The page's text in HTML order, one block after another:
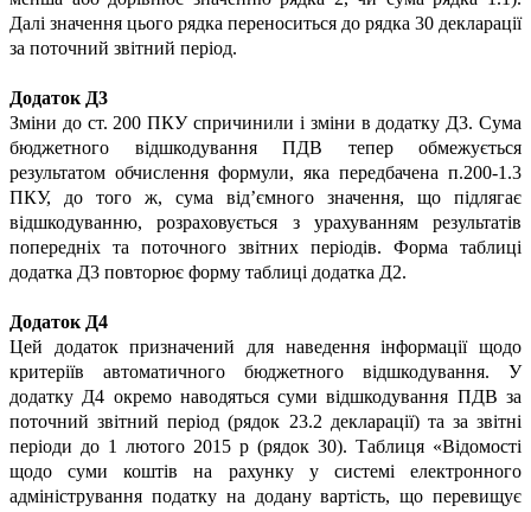
Далі значення цього рядка переноситься до рядка 30 декларації
за поточний звітний період.
Додаток Д3
Зміни до ст. 200 ПКУ спричинили і зміни в додатку Д3. Сума
бюджетного відшкодування ПДВ тепер обмежується
результатом обчислення формули, яка передбачена п.200-1.3
ПКУ, до того ж, сума від’ємного значення, що підлягає
відшкодуванню, розраховується з урахуванням результатів
попередніх та поточного звітних періодів. Форма таблиці
додатка Д3 повторює форму таблиці додатка Д2.
Додаток Д4
Цей додаток призначений для наведення інформації щодо
критеріїв автоматичного бюджетного відшкодування. У
додатку Д4 окремо наводяться суми відшкодування ПДВ за
поточний звітний період (рядок 23.2 декларації) та за звітні
періоди до 1 лютого 2015 р (рядок 30). Таблиця «Відомості
щодо суми коштів на рахунку у системі електронного
адміністрування податку на додану вартість, що перевищує